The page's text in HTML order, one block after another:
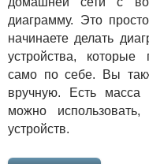
диаграмму. Это
начинаете делать
устройства,
само по себе. Вы
вручную. Есть масса
можно
устройств.